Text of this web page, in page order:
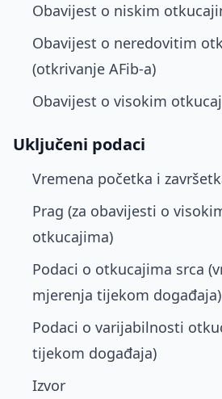
Obavijest o niskim
Obavijest o neredovitim
(otkrivanje AFib-a)
Obavijest o visokim
Uključeni podaci
Vremena početka i
Prag (za obavijesti o
otkucajima)
Podaci o otkucajima srca
mjerenja tijekom događaja)
Podaci o varijabilnosti
tijekom događaja)
Izvor